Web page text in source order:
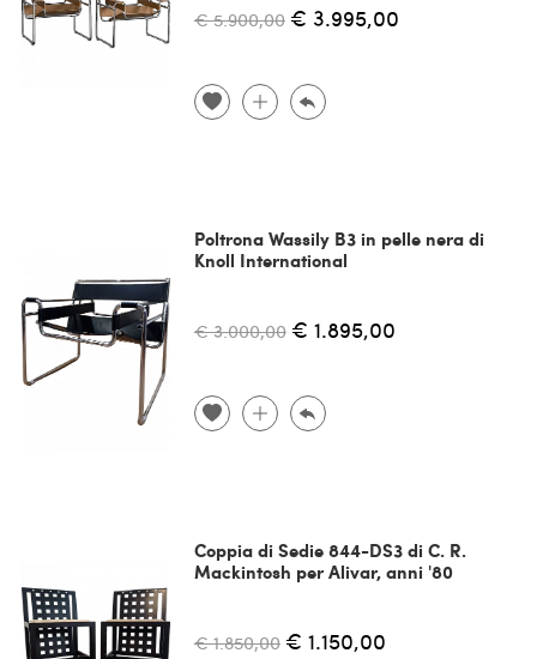
€ 5.900,00 € 3.995,00
Poltrona Wassily B3 in pelle nera di
Knoll International
€ 3.000,00 € 1.895,00
Coppia di Sedie 844-DS3 di C. R.
Mackintosh per Alivar, anni '80
€ 1.850,00 € 1.150,00